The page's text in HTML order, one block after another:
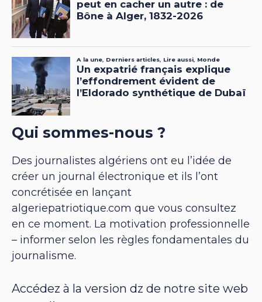
Qui sommes-nous ?
Des journalistes algériens ont eu l’idée de
créer un journal électronique et ils l’ont
concrétisée en lançant
algeriepatriotique.com que vous consultez
en ce moment. La motivation professionnelle
– informer selon les règles fondamentales du
journalisme.
Accédez à la version dz de notre site web